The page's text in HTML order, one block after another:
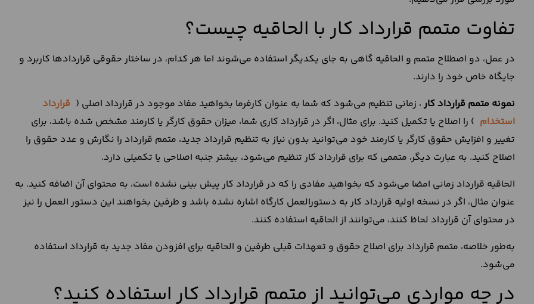
تفاوت متمم قرارداد کار با الحاقیه چیست؟
در عمل، دو اصطلاح متمم و الحاقیه گاهی به جای یکدیگر استفاده می‌شوند اما هر کدام، در ساختار حقوقی قراردادها کاربرد و
جایگاه خاص خود را دارند.
نمونه متمم قرارداد کار ، زمانی تنظیم می‌شود که شما به عنوان کارفرما بخواهید مفاد موجود در قرارداد اصلی ( قرارداد
استخدام ) را اصلاح یا تکمیل کنید. برای مثال، اگر در قرارداد کاری شما، میزان حقوق کارگر یا کارمند مشخص شده باشد، برای
تغییر و افزایش حقوق کارگر یا کارمند خود می‌توانید بدون نیاز به تنظیم قرارداد جدید، متمم قرارداد را نگارش و عدد حقوق را
اصلاح کنید. به‌ عبارت دیگر، متممی که برای قرارداد کار تنظیم می‌شود، بیشتر جنبه‌ اصلاحی یا تکمیلی دارد.
الحاقیه قرارداد زمانی امضا می‌شود که بخواهید مفادی را که در قرارداد کار پیش‌ بینی نشده است، به محتوای آن اضافه کنید. به
عنوان مثال، اگر در نسخه اولیه قرارداد کار به دستورالعمل کارگاه اشاره نشده باشد و طرفین بخواهند این دستور العمل را نیز
در محتوای آن قرارداد لحاظ کنند، می‌توانند از الحاقیه استفاده کنند.
به‌طور خلاصه، متمم قرارداد برای اصلاح حقوق و تعهدات قبلی طرفین و الحاقیه برای افزودن مفاد جدید به قرارداد استفاده
می‌شود.
در چه مواردی می‌توانید از متمم قرارداد کار استفاده کنید؟